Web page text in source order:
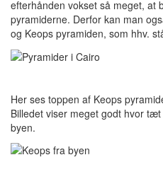
efterhånden vokset så meget, at
pyramiderne. Derfor kan man
og Keops pyramiden, som hhv.
Her ses toppen af Keops
Billedet viser meget godt hvor
byen.